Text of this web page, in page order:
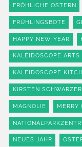
FRÖHLICHE OSTERN
FRÜHLINGSBOTE
HAPPY NEW YEAR
KALEIDOSCOPE ARTS
KALEIDOSCOPE
KIRSTEN SCHWARZER
MAGNOLIE MERRY
NEUES JAHR